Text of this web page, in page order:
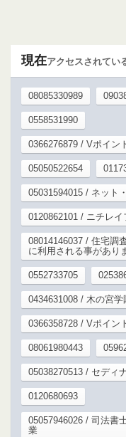
現在アクセスされてい
08085330989
0558531990
0366276879 / Vポイン
05050522654
05031594015 / ネット
0120862101 / ニチレイ
08014146037 / 住宅調
に利用される事があり
0552733705
0434631008 / 木の宮学
0366358728 / Vポイン
08061980443
05038270513 / セディ
0120680693
05057946026 / 司法書
業